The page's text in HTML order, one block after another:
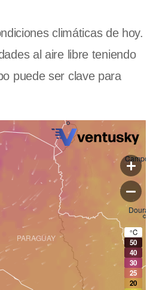
climáticas de hoy.
al aire libre teniendo
puede ser clave para